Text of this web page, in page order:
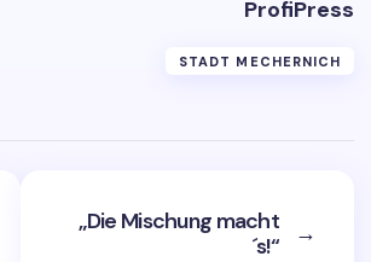
ProfiPress
STADT MECHERNICH
„Die Mischung macht
´s!“
→